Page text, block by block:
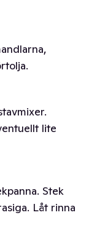
lite
Stek
Låt rinna